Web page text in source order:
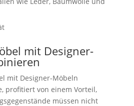
mit Designer-
mit Designer-Möbeln
profitiert von einem Vorteil,
müssen nicht